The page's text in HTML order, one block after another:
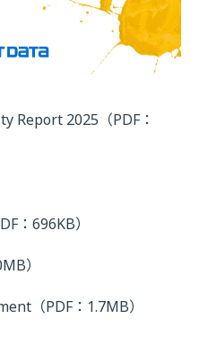
Report 2025（PDF：
：696KB）
）
（PDF：1.7MB）